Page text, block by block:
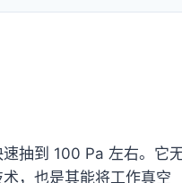
抽到 100 Pa 左右。它
，也是其能将工作真空